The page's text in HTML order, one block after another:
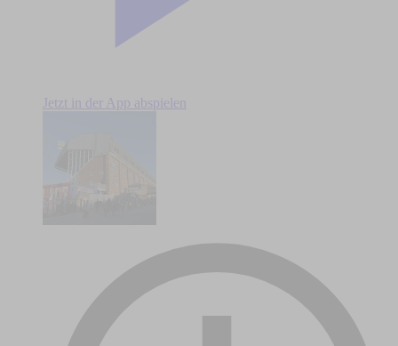
Jetzt in der App abspielen